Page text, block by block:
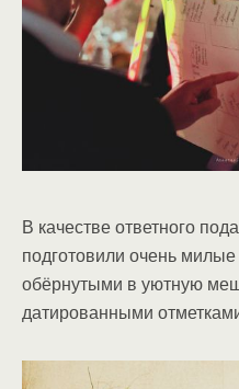
В качестве ответного
подготовили очень
обёрнутыми в уютную
датированными